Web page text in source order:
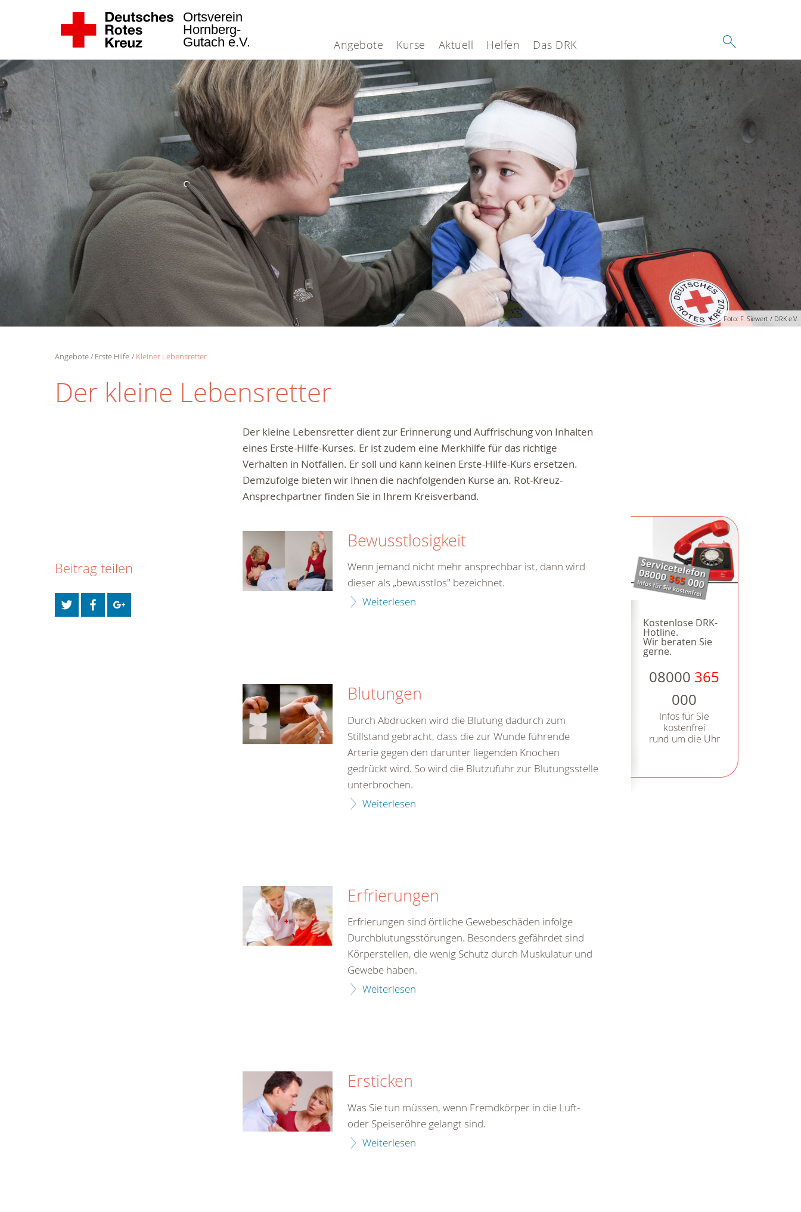
Angebote Kurse Aktuell Helfen Das DRK
Ortsverein
Hornberg-
Gutach e.V.
Foto: F. Siewert / DRK e.V.
Angebote Erste Hilfe Kleiner Lebensretter
Der kleine Lebensretter
Der kleine Lebensretter dient zur Erinnerung und Auffrischung von Inhalten
eines Erste-Hilfe-Kurses. Er ist zudem eine Merkhilfe für das richtige
Verhalten in Notfällen. Er soll und kann keinen Erste-Hilfe-Kurs ersetzen.
Demzufolge bieten wir Ihnen die nachfolgenden Kurse an. Rot-Kreuz-
Ansprechpartner finden Sie in Ihrem Kreisverband.
Kostenlose DRK-
Hotline.
Wir beraten Sie
gerne.
08000 365
000
Infos für Sie
kostenfrei
rund um die Uhr
Bewusstlosigkeit
Wenn jemand nicht mehr ansprechbar ist, dann wird
dieser als „bewusstlos" bezeichnet.
Weiterlesen
Blutungen
Durch Abdrücken wird die Blutung dadurch zum
Stillstand gebracht, dass die zur Wunde führende
Arterie gegen den darunter liegenden Knochen
gedrückt wird. So wird die Blutzufuhr zur Blutungsstelle
unterbrochen.
Weiterlesen
Erfrierungen
Erfrierungen sind örtliche Gewebeschäden infolge
Durchblutungsstörungen. Besonders gefährdet sind
Körperstellen, die wenig Schutz durch Muskulatur und
Gewebe haben.
Weiterlesen
Ersticken
Was Sie tun müssen, wenn Fremdkörper in die Luft-
oder Speiseröhre gelangt sind.
Weiterlesen
Beitrag teilen